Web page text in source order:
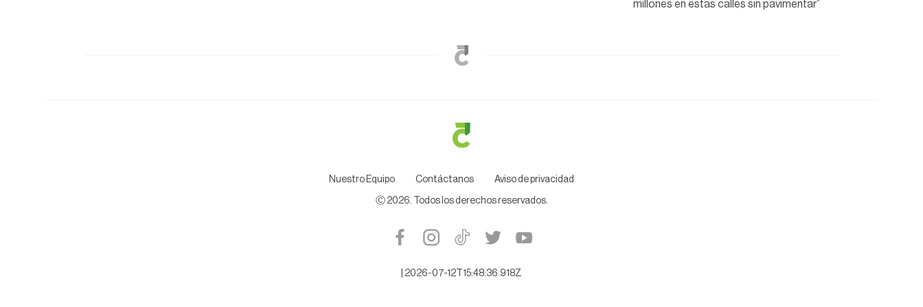
millones en estas calles sin pavimentar”
Nuestro Equipo Contáctanos Aviso de privacidad
Ⓒ 2026 . Todos los derechos reservados.
2026-07-12T15:48:36.918Z